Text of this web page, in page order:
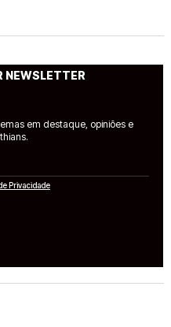
NEWSLETTER
em destaque, opiniões e
Privacidade